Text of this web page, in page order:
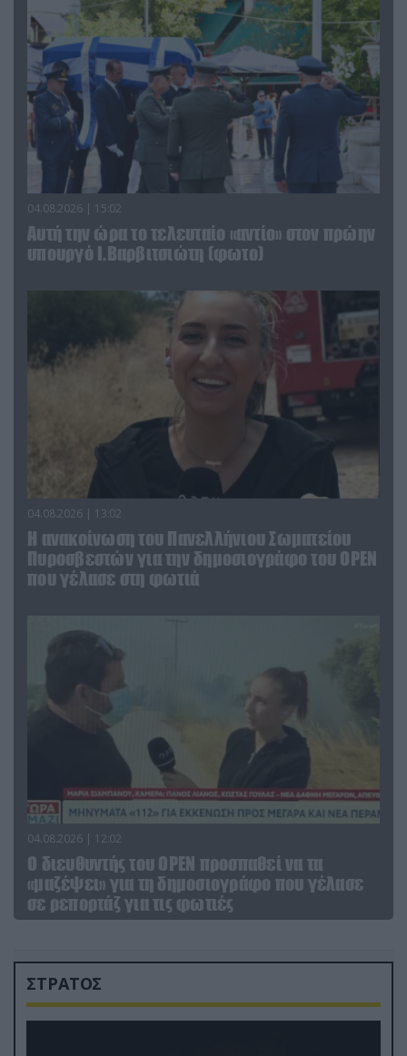
04.08.2026 | 15:02
Αυτή την ώρα το τελευταίο «αντίο» στον πρώην
υπουργό Ι.Βαρβιτσιώτη (φωτο)
04.08.2026 | 13:02
Η ανακοίνωση του Πανελλήνιου Σωματείου
Πυροσβεστών για την δημοσιογράφο του OPEN
που γέλασε στη φωτιά
04.08.2026 | 12:02
O διευθυντής του OPEN προσπαθεί να τα
«μαζέψει» για τη δημοσιογράφο που γέλασε
σε ρεπορτάζ για τις φωτιές
ΣΤΡΑΤΟΣ